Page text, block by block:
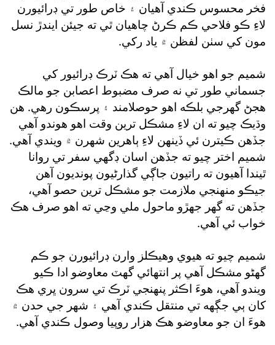
فخر محسوس ڪندي آهيان ۽ خاص طور تي ڊرائيورن
لاءِ ڪو فلاحي ڪم ڪرڻ چاهيان ٿي ته جيئن ايندڙ نسل
مون کي سٺن لفظن ۾ ياد رکي.
شميم جو اهو خيال آهي ته هڪ ٽرڪ ڊرائيور کي
جسماني طور تي نه صرف مضبوط اعصابن جو مالڪ
هجڻ گهرجي بلڪه اهو حوصلامند ۽ پرسڪون رهي. هن
وڌيڪ چيو ته ان لاءِ مشڪل ترين وقت اهو هوندو آهي
جڏهن ڪيترن ئي ڏينهن لاءِ ٻاهرين شهرن ۾ ويندي آهي.
شميم اختر چيو ته جڏهن اسان ڊگهي سفر تي روانا
ٿيندا آهيون ته راتيون جاڳي گذارڻيون پونديون آهن
جيڪو منهنجي ملازمت جو مشڪل ترين حصو آهي،
جڏهن ته گهر جهڙو ماحول ملي وڃي ته اهو صرف هڪ
خواب ئي آهي.
شميم چيو ته هيوي وهيڪلز وارن ڊرائيورن جو ڪم
گهڻو مشڪل آهي پر انتهائي گهٽ معاوضو ادا ڪيو
ويندو آهي، هوءَ اڪثر پنهنجي ٽرڪ تي سرون ڀري هڪ
کان ٻي جڳهه تي منتقل ڪندي آهي ۽ شهر جي حدن ۾
هوءَ ان جو معاوضو هڪ هزار روپيا وصول ڪندي آهي.